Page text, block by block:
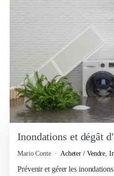
Inondations et dégât
Mario Conte Acheter / Vendre,
Prévenir et gérer les